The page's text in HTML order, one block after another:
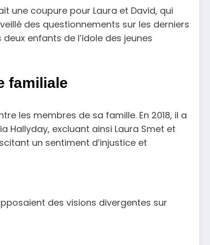
une coupure pour Laura et David, qui
des questionnements sur les derniers
enfants de l’idole des jeunes
familiale
les membres de sa famille. En 2018, il a
Hallyday, excluant ainsi Laura Smet et
un sentiment d’injustice et
des visions divergentes sur